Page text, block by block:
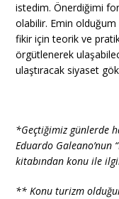
istedim. Önerdiğimi
olabilir. Emin olduğum
fikir için teorik ve
örgütlenerek
ulaştıracak siyaset
*Geçtiğimiz günlerde
Eduardo Galeano’nun
kitabından konu ile
** Konu turizm